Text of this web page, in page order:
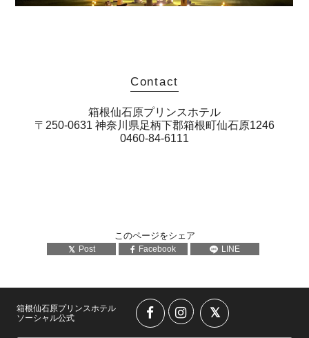
Contact
箱根仙石原プリンスホテル
〒250-0631 神奈川県足柄下郡箱根町仙石原1246
0460-84-6111
このページをシェア
Post Facebook LINE
箱根仙石原プリンスホテル
ソーシャル公式